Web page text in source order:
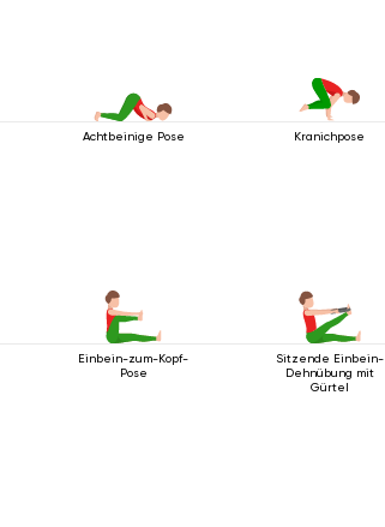
Achtbeinige Pose Kranichpose
Einbein-zum-Kopf-
Pose
Sitzende Einbein-
Dehnübung mit
Gürtel